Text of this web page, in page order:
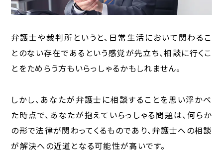
弁護士や裁判所というと、日常生活において関わるこ
とのない存在であるという感覚が先立ち、相談に行くこ
とをためらう方もいらっしゃるかもしれません。
しかし、あなたが弁護士に相談することを思い浮かべ
た時点で、あなたが抱えていらっしゃる問題は、何らか
の形で法律が関わってくるものであり、弁護士への相談
が解決への近道となる可能性が高いです。